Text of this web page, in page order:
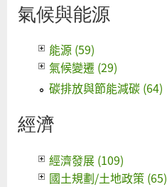
氣候與能源
能源 (59)
氣候變遷 (29)
碳排放與節能減碳 (64)
經濟
經濟發展 (109)
國土規劃/土地政策 (65)